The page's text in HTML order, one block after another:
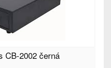
CB-2002 černá